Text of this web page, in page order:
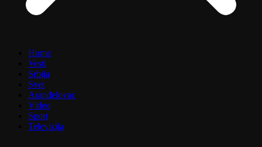
Home
Vesti
Srbija
Svet
Aranđelovac
Video
Sport
Televizija